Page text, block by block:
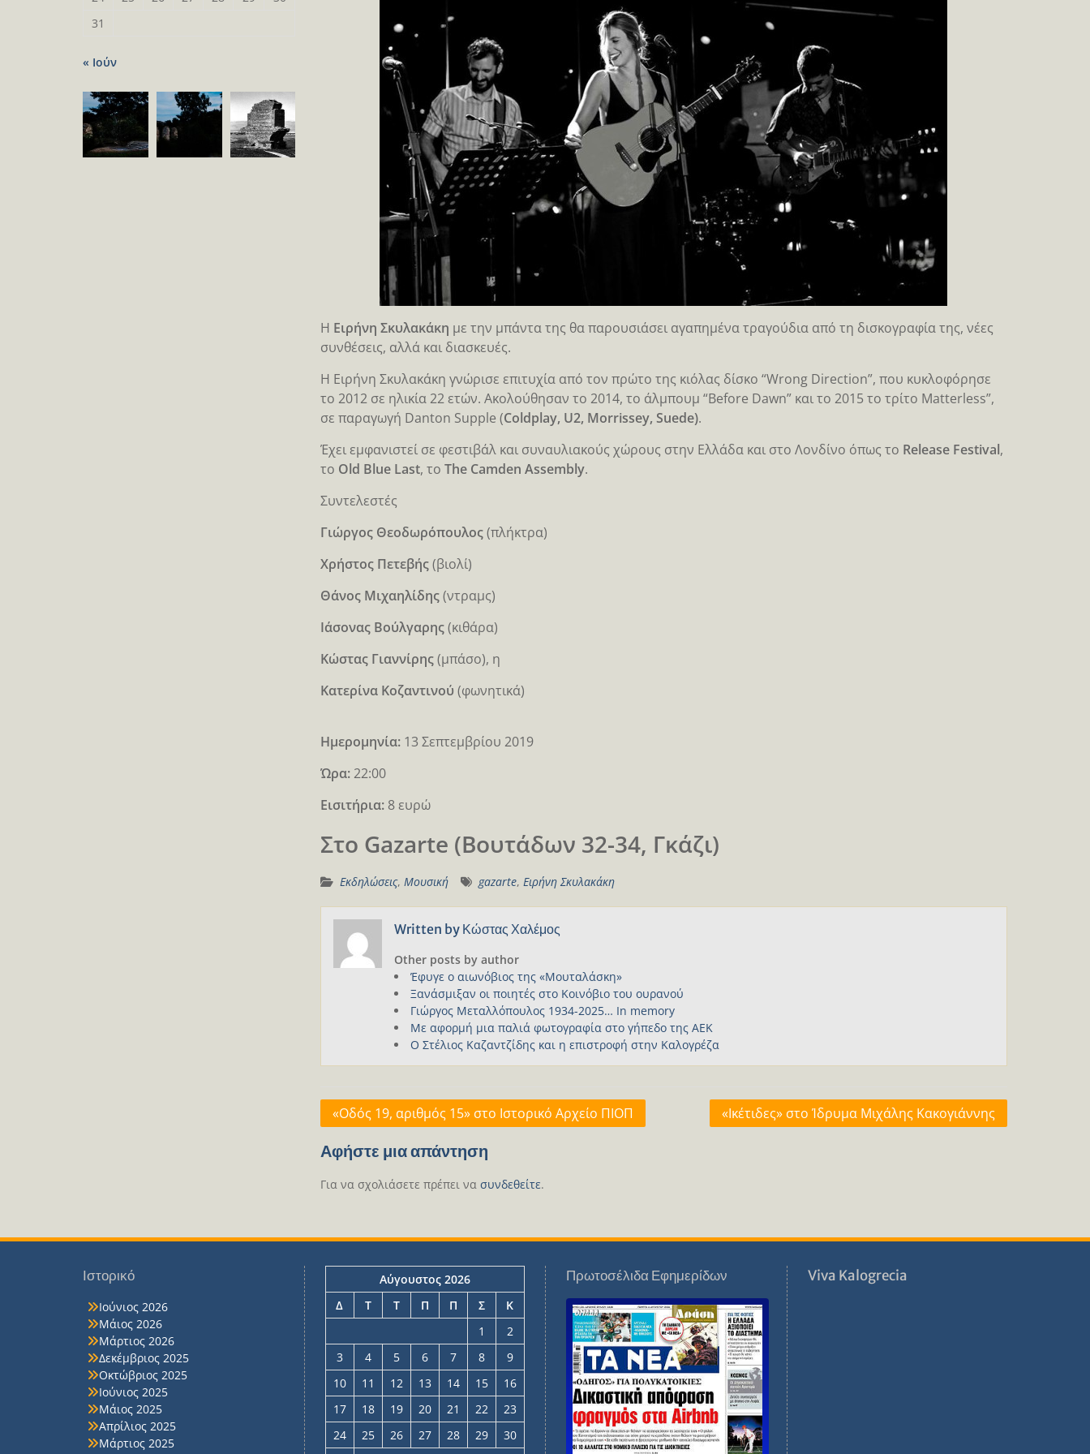
H Ειρήνη Σκυλακάκη με την μπάντα της θα παρουσιάσει αγαπημένα τραγούδια από τη δισκογραφία της, νέες
συνθέσεις, αλλά και διασκευές.
Η Ειρήνη Σκυλακάκη γνώρισε επιτυχία από τον πρώτο της κιόλας δίσκο “Wrong Direction”, που κυκλοφόρησε
το 2012 σε ηλικία 22 ετών. Ακολούθησαν το 2014, το άλμπουμ “Before Dawn” και το 2015 το τρίτο Matterless”,
σε παραγωγή Danton Supple (Coldplay, U2, Morrissey, Suede).
Έχει εμφανιστεί σε φεστιβάλ και συναυλιακούς χώρους στην Ελλάδα και στο Λονδίνο όπως το Release Festival,
το Old Blue Last, το The Camden Assembly.
Συντελεστές
Γιώργος Θεοδωρόπουλος(πλήκτρα)
Χρήστος Πετεβής(βιολί)
Θάνος Μιχαηλίδης(ντραμς)
Ιάσονας Βούλγαρης(κιθάρα)
Κώστας Γιαννίρης(μπάσο), η
Κατερίνα Κοζαντινού (φωνητικά)
Ημερομηνία:13 Σεπτεμβρίου 2019
Ώρα:22:00
Eισιτήρια: 8 ευρώ
Στο Gazarte (Βουτάδων 32-34, Γκάζι)
Εκδηλώσεις, Μουσική gazarte, Ειρήνη Σκυλακάκη
Written by Κώστας Χαλέμος
Other posts by author
Έφυγε ο αιωνόβιος της «Μουταλάσκη»
Ξανάσμιξαν οι ποιητές στο Κοινόβιο του ουρανού
Γιώργος Μεταλλόπουλος 1934-2025… In memory
Με αφορμή μια παλιά φωτογραφία στο γήπεδο της ΑΕΚ
Ο Στέλιος Καζαντζίδης και η επιστροφή στην Καλογρέζα
Πλοήγηση
«Οδός 19, αριθμός 15» στο Ιστορικό Αρχείο ΠΙΟΠ «Ικέτιδες» στο Ίδρυμα Μιχάλης Κακογιάννης
Αφήστε μια απάντηση
Για να σχολιάσετε πρέπει να συνδεθείτε.
31
« Ιούν
Ιστορικό
Ιούνιος 2026
Μάιος 2026
Μάρτιος 2026
Δεκέμβριος 2025
Οκτώβριος 2025
Ιούνιος 2025
Μάιος 2025
Απρίλιος 2025
Μάρτιος 2025
Αύγουστος 2026
Δ
Τ Τ Π Π Σ
Κ
1
2
3
4 5 6 7 8
9
10
11 12 13 14 15
16
17
18 19 20 21 22
23
24
25 26 27 28 29
30
Πρωτοσέλιδα Εφημερίδων Viva Kalogrecia